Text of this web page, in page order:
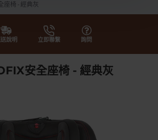
座椅 - 經典灰
說明 立即聯繫 詢問
安全座椅 - 經典灰